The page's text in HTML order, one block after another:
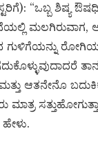
“ಒಬ್ಬ ಶಿಷ್ಯ
ಮಲಗಿರುವಾಗ,
ಗುಳಿಗೆಯನ್ನು
ಆತನೇನೊ
ಮಾತ್ರ